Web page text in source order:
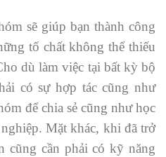
sẽ giúp bạn thành công
tố chất không thể thiếu
dù làm việc tại bất kỳ bộ
có sự hợp tác cũng như
để chia sẻ cũng như học
Mặt khác, khi đã trở
cũng cần phải có kỹ năng